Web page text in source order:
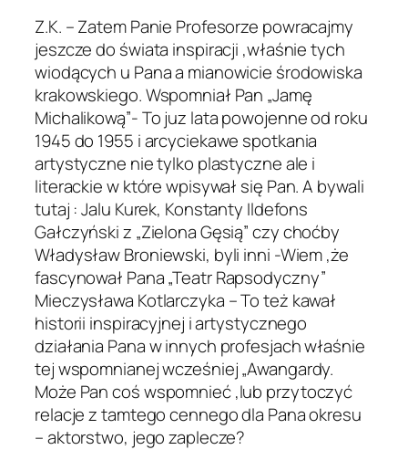
Z.K. – Zatem Panie Profesorze powracajmy
jeszcze do świata inspiracji ,właśnie tych
wiodących u Pana a mianowicie środowiska
krakowskiego. Wspomniał Pan „Jamę
Michalikową”- To juz lata powojenne od roku
1945 do 1955 i arcyciekawe spotkania
artystyczne nie tylko plastyczne ale i
literackie w które wpisywał się Pan. A bywali
tutaj : Jalu Kurek, Konstanty Ildefons
Gałczyński z „Zielona Gęsią” czy choćby
Władysław Broniewski, byli inni -Wiem ,że
fascynował Pana „Teatr Rapsodyczny”
Mieczysława Kotlarczyka – To też kawał
historii inspiracyjnej i artystycznego
działania Pana w innych profesjach właśnie
tej wspomnianej wcześniej „Awangardy.
Może Pan coś wspomnieć ,lub przytoczyć
relacje z tamtego cennego dla Pana okresu
– aktorstwo, jego zaplecze?